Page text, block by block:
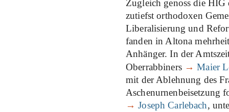
Zugleich genoss die HIG
zutiefst orthodoxen
Liberalisierung und
fanden in Altona
Anhänger. In der
Oberrabbiners → Maier
mit der Ablehnung des
Aschenurnenbeisetzung
→ Joseph Carlebach,